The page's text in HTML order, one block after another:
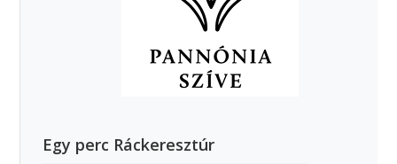
Egy perc Ráckeresztúr